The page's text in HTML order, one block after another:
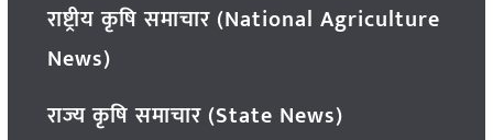
राष्ट्रीय कृषि समाचार (National Agriculture
News)
राज्य कृषि समाचार (State News)